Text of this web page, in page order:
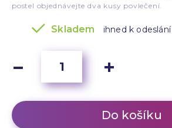
postel objednávejte dva kusy povlečení.
Skladem ihned k odeslání
Do košíku